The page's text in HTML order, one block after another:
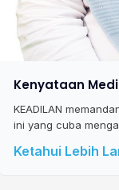
Kenyataan
KEADILAN
ini yang cuba
Ketahui Lebih